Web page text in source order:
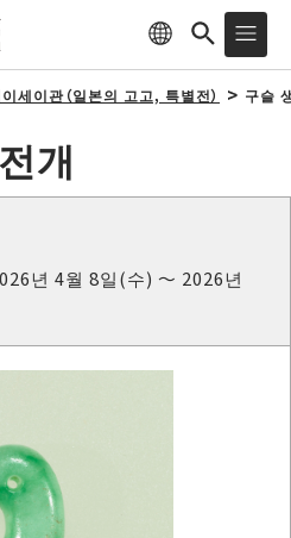
세이관（일본의 고고, 특별전） 구슬
개
년 4월 8일(수) ～ 2026년